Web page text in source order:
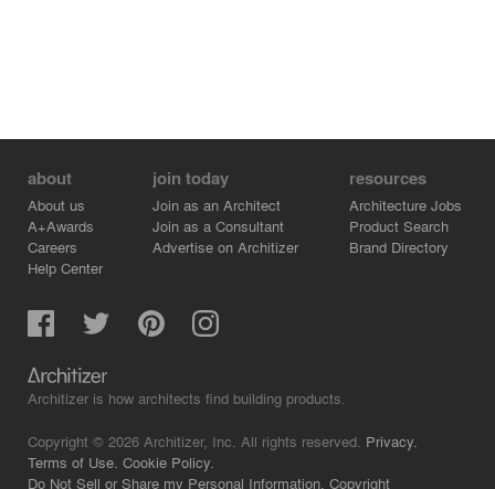
about
About us
A+Awards
Careers
Help Center
join today
Join as an Architect
Join as a Consultant
Advertise on Architizer
resources
Architecture Jobs
Product Search
Brand Directory
Architizer is how architects find building products.
Copyright © 2026 Architizer, Inc. All rights reserved. Privacy.
Terms of Use. Cookie Policy.
Do Not Sell or Share my Personal Information. Copyright